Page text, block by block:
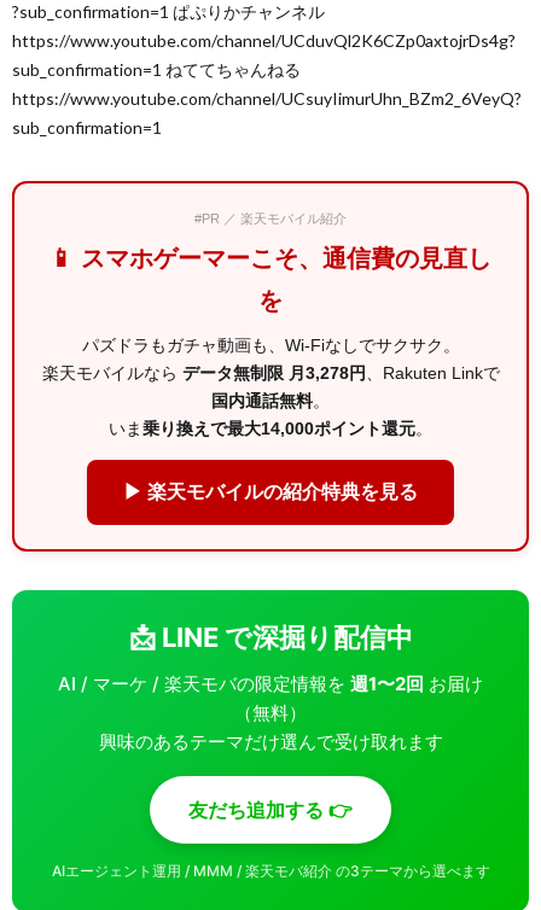
?sub_confirmation=1 ぱぷりかチャンネル
https://www.youtube.com/channel/UCduvQl2K6CZp0axtojrDs4g?
sub_confirmation=1 ねててちゃんねる
https://www.youtube.com/channel/UCsuyIimurUhn_BZm2_6VeyQ?
sub_confirmation=1
#PR ／ 楽天モバイル紹介
📱 スマホゲーマーこそ、通信費の見直し
を
パズドラもガチャ動画も、Wi-Fiなしでサクサク。
楽天モバイルなら データ無制限 月3,278円 、Rakuten Linkで
国内通話無料。
いま乗り換えで最大14,000ポイント還元。
▶ 楽天モバイルの紹介特典を見る
📩 LINE で深掘り配信中
AI / マーケ / 楽天モバの限定情報を 週1〜2回 お届け
（無料）
興味のあるテーマだけ選んで受け取れます
友だち追加する 👉
AIエージェント運用 / MMM / 楽天モバ紹介 の3テーマから選べます